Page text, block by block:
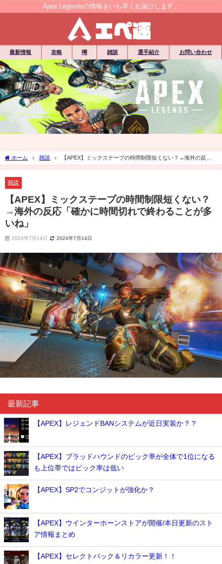
Apex Legendsの情報をいち早くお届けします。
最新情報 攻略 噂 雑談 選手紹介 お問い合わせ
ホーム 雑談
【APEX】ミックステープの時間制限短くない？→海外の反応
「確かに時間切れで終わることが多いね」
雑談
【APEX】ミックステープの時間制限短くない？
→海外の反応「確かに時間切れで終わることが多
いね」
2024年7月14日 2024年7月14日
最新記事
【APEX】レジェンドBANシステムが近日実装か？？
【APEX】ブラッドハウンドのピック率が全体で1位になる
も上位帯ではピック率は低い
【APEX】SP2でコンジットが強化か？
【APEX】ウインターホーンストアが開催/本日更新のスト
ア情報まとめ
【APEX】セレクトパック＆リカラー更新！！